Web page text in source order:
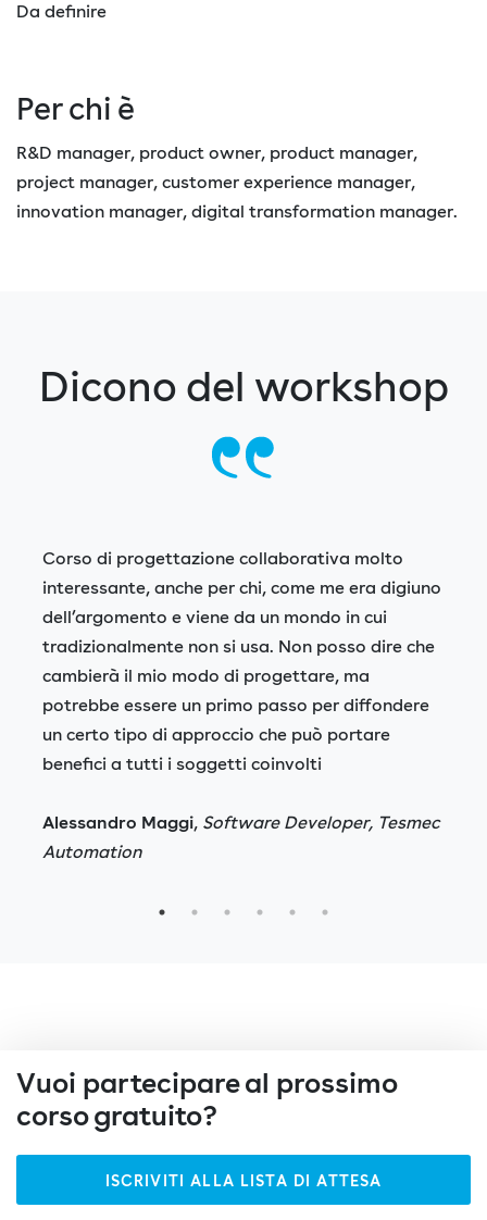
Da definire
Per chi è
R&D manager, product owner, product manager,
project manager, customer experience manager,
innovation manager, digital transformation manager.
Dicono del workshop
Corso di progettazione collaborativa molto
interessante, anche per chi, come me era digiuno
dell’argomento e viene da un mondo in cui
tradizionalmente non si usa. Non posso dire che
cambierà il mio modo di progettare, ma
potrebbe essere un primo passo per diffondere
un certo tipo di approccio che può portare
benefici a tutti i soggetti coinvolti
Alessandro Maggi, Software Developer, Tesmec
Automation
Vuoi partecipare al prossimo
corso gratuito?
ISCRIVITI ALLA LISTA DI ATTESA